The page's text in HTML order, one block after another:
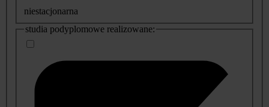
niestacjonarna
studia podyplomowe realizowane: